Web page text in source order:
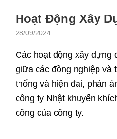
Hoạt Động Xây
28/09/2024
Các hoạt động xây dựng
giữa các đồng nghiệp và
thống và hiện đại, phản
công ty Nhật khuyến
công của công ty.